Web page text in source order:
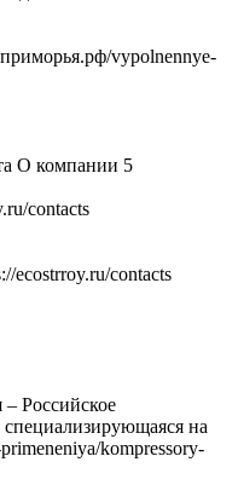
vypolnennye-
О компании 5
contacts
ecostrroy.ru/contacts
– Российское
на
kompressory-